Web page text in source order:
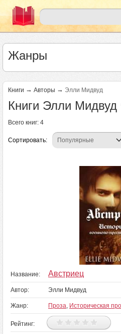
Жанры
Книги → Авторы → Элли Мидвуд
Книги Элли Мидвуд
Всего книг: 4
Сортировать:
Название: Австриец
Автор: Элли Мидвуд
Жанр: Проза, Историческая
Рейтинг: